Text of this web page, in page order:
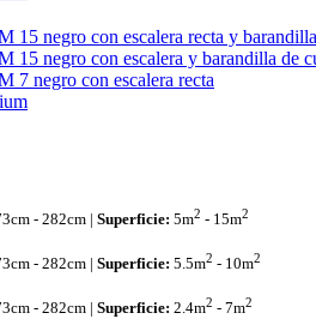
15 negro con escalera recta y barandilla
15 negro con escalera y barandilla de
7 negro con escalera recta
- 282cm | Superficie: 5m2 - 15m2
- 282cm | Superficie: 5.5m2 - 10m2
- 282cm | Superficie: 2.4m2 - 7m2